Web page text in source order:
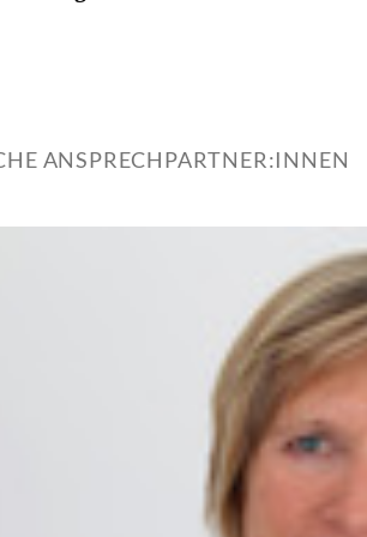
ANSPRECHPARTNER:INNEN